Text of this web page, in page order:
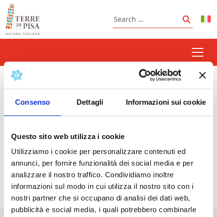
Consenso Dettagli Informazioni sui cookie
Questo sito web utilizza i cookie
Utilizziamo i cookie per personalizzare contenuti ed
annunci, per fornire funzionalità dei social media e per
analizzare il nostro traffico. Condividiamo inoltre
informazioni sul modo in cui utilizza il nostro sito con i
nostri partner che si occupano di analisi dei dati web,
pubblicità e social media, i quali potrebbero combinarle
Skip to content
Search
Search
centro espositivo san
michele degli scalzi
Prossimi eventi
<li>Non ci sono eventi con questo tag</li>